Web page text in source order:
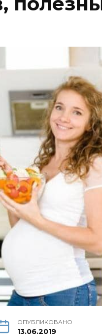
ОПУБЛИКОВАНО
13.06.2019